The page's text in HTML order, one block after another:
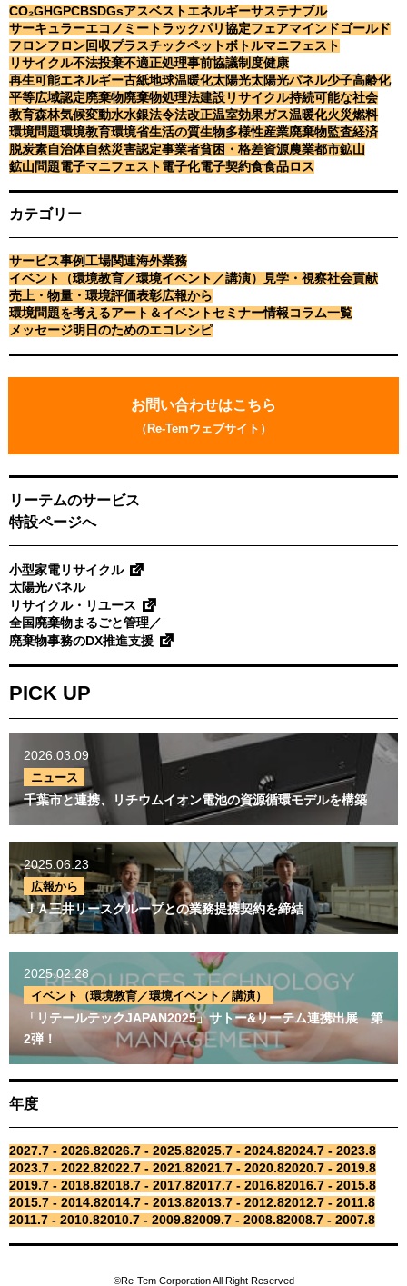
CO₂GHGPCBSDGsアスベスト エネルギーサステナブル
サーキュラーエコノミー トラックパリ協定フェアマインドゴールド
フロンフロン回収プラスチックペットボトルマニフェスト
リサイクル不法投棄不適正処理事前協議制度健康
再生可能エネルギー古紙地球温暖化太陽光太陽光パネル少子高齢化
平等広域認定廃棄物廃棄物処理法建設リサイクル持続可能な社会
教育森林気候変動水水銀法令法改正温室効果ガス温暖化火災燃料
環境問題環境教育環境省生活の質生物多様性産業廃棄物監査経済
脱炭素自治体自然災害認定事業者貧困・格差資源農業都市鉱山
鉱山問題電子マニフェスト 電子化電子契約食食品ロス
カテゴリー
サービス事例工場関連海外業務
イベント（環境教育／環境イベント／講演）
見学・視察社会貢献
売上・物量・環境評価表彰広報から
環境問題を考えるアート＆イベントセミナー情報 コラム一覧
メッセージ明日のためのエコレシピ
お
お問い合わせはこちら
（Re-Temウェブサイト）
リーテムのサービス
特設ページへ
小型家電リサイクル
太陽光パネル
リサイクル・リユース
全国廃棄物まるごと管理／
廃棄物事務のDX推進支援
PICK UP
2026.03.09
ニュース
千葉市と連携、リチウムイオン電池の資源循環モデルを構築
2025.06.23
広報から
ＪＡ三井リースグループとの業務提携契約を締結
2025.02.28
イベント（環境教育／環境イベント／講演）
「リテールテックJAPAN2025」サトー&リーテム連携出展 第
2弾！
年度
2027.7 - 2026.82026.7 - 2025.82025.7 - 2024.82024.7 - 2023.8
2023.7 - 2022.82022.7 - 2021.82021.7 - 2020.82020.7 - 2019.8
2019.7 - 2018.82018.7 - 2017.82017.7 - 2016.82016.7 - 2015.8
2015.7 - 2014.82014.7 - 2013.82013.7 - 2012.82012.7 - 2011.8
2011.7 - 2010.82010.7 - 2009.82009.7 - 2008.82008.7 - 2007.8
©Re-Tem Corporation All Right Reserved